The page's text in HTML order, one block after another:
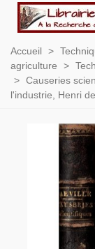
Accueil >
agriculture
>
> Causeries
l'industrie, Henri